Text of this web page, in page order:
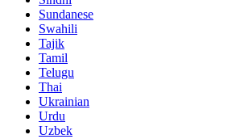
Sundanese
Swahili
Tajik
Tamil
Telugu
Thai
Ukrainian
Urdu
Uzbek